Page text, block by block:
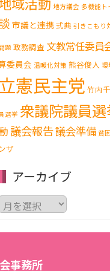
域活動 地方議会 多機能ト
市議と連携 式典 引きこもり
題 政務調査 文教常任委員
委員会 温暖化対策 熊谷俊人 環
憲民主党 竹内
選挙 衆議院議員選
議会報告議会準備 貧
ザ
アーカイブ
事務所